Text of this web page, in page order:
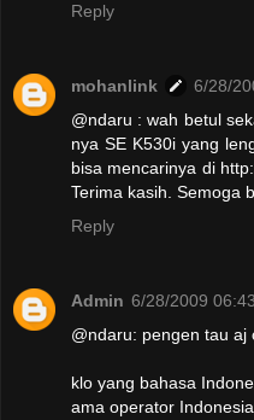
Reply
mohanlink
6/28/
@ndaru : wah betul
nya SE K530i yang
bisa mencarinya di
Terima kasih. Semoga
Reply
Admin 6/28/2009
@ndaru: pengen tau aj
klo yang bahasa
ama operator Indonesia